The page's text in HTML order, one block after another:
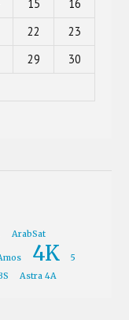
15
16
22
23
29
30
ArabSat
4K
5
Astra 4A